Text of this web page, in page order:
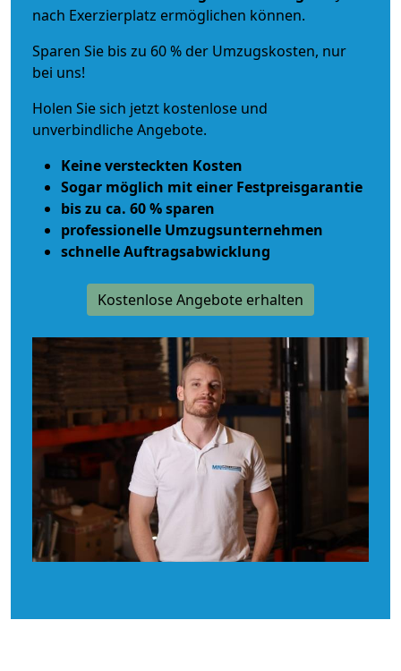
nach Exerzierplatz ermöglichen können.
Sparen Sie bis zu 60 % der Umzugskosten, nur
bei uns!
Holen Sie sich jetzt kostenlose und
unverbindliche Angebote.
Keine versteckten Kosten
Sogar möglich mit einer Festpreisgarantie
bis zu ca. 60 % sparen
professionelle Umzugsunternehmen
schnelle Auftragsabwicklung
Kostenlose Angebote erhalten